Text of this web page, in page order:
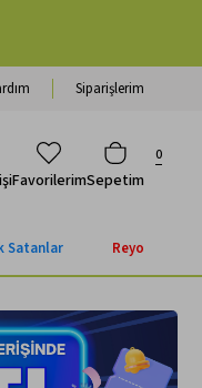
Siparişlerim
FavorilerimSepetim
0
Satanlar Reyo